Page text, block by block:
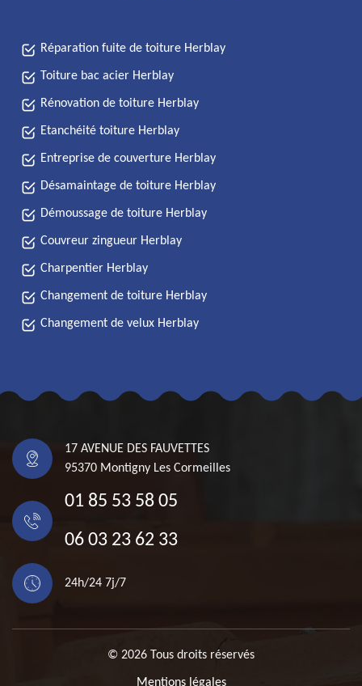
Réparation fuite de toiture Herblay
Toiture bac acier Herblay
Rénovation de toiture Herblay
Etanchéité toiture Herblay
Entreprise de couverture Herblay
Désamaintage de toiture Herblay
Démoussage de toiture Herblay
Couvreur zingueur Herblay
Charpentier Herblay
Changement de toiture Herblay
Changement de velux Herblay
17 AVENUE DES FAUVETTES
95370 Montigny Les Cormeilles
01 85 53 58 05
06 03 23 62 33
24h/24 7j/7
© 2026 Tous droits réservés
Mentions légales